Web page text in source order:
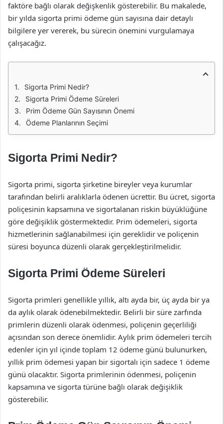
faktöre bağlı olarak değişkenlik gösterebilir. Bu makalede,
bir yılda sigorta primi ödeme gün sayısına dair detaylı
bilgilere yer vererek, bu sürecin önemini vurgulamaya
çalışacağız.
Sigorta Primi Nedir?
Sigorta Primi Ödeme Süreleri
Prim Ödeme Gün Sayısının Önemi
Ödeme Planlarının Seçimi
Sigorta Primi Nedir?
Sigorta primi, sigorta şirketine bireyler veya kurumlar
tarafından belirli aralıklarla ödenen ücrettir. Bu ücret, sigorta
poliçesinin kapsamına ve sigortalanan riskin büyüklüğüne
göre değişiklik göstermektedir. Prim ödemeleri, sigorta
hizmetlerinin sağlanabilmesi için gereklidir ve poliçenin
süresi boyunca düzenli olarak gerçekleştirilmelidir.
Sigorta Primi Ödeme Süreleri
Sigorta primleri genellikle yıllık, altı ayda bir, üç ayda bir ya
da aylık olarak ödenebilmektedir. Belirli bir süre zarfında
primlerin düzenli olarak ödenmesi, poliçenin geçerliliği
açısından son derece önemlidir. Aylık prim ödemeleri tercih
edenler için yıl içinde toplam 12 ödeme günü bulunurken,
yıllık prim ödemesi yapan bir sigortalı için sadece 1 ödeme
günü olacaktır. Sigorta primlerinin ödenmesi, poliçenin
kapsamına ve sigorta türüne bağlı olarak değişiklik
gösterebilir.